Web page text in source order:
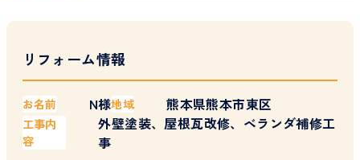
リフォーム情報
お名前 N様地域 熊本県熊本市東区
工事内
容
外壁塗装、屋根瓦改修、ベランダ補修工
事